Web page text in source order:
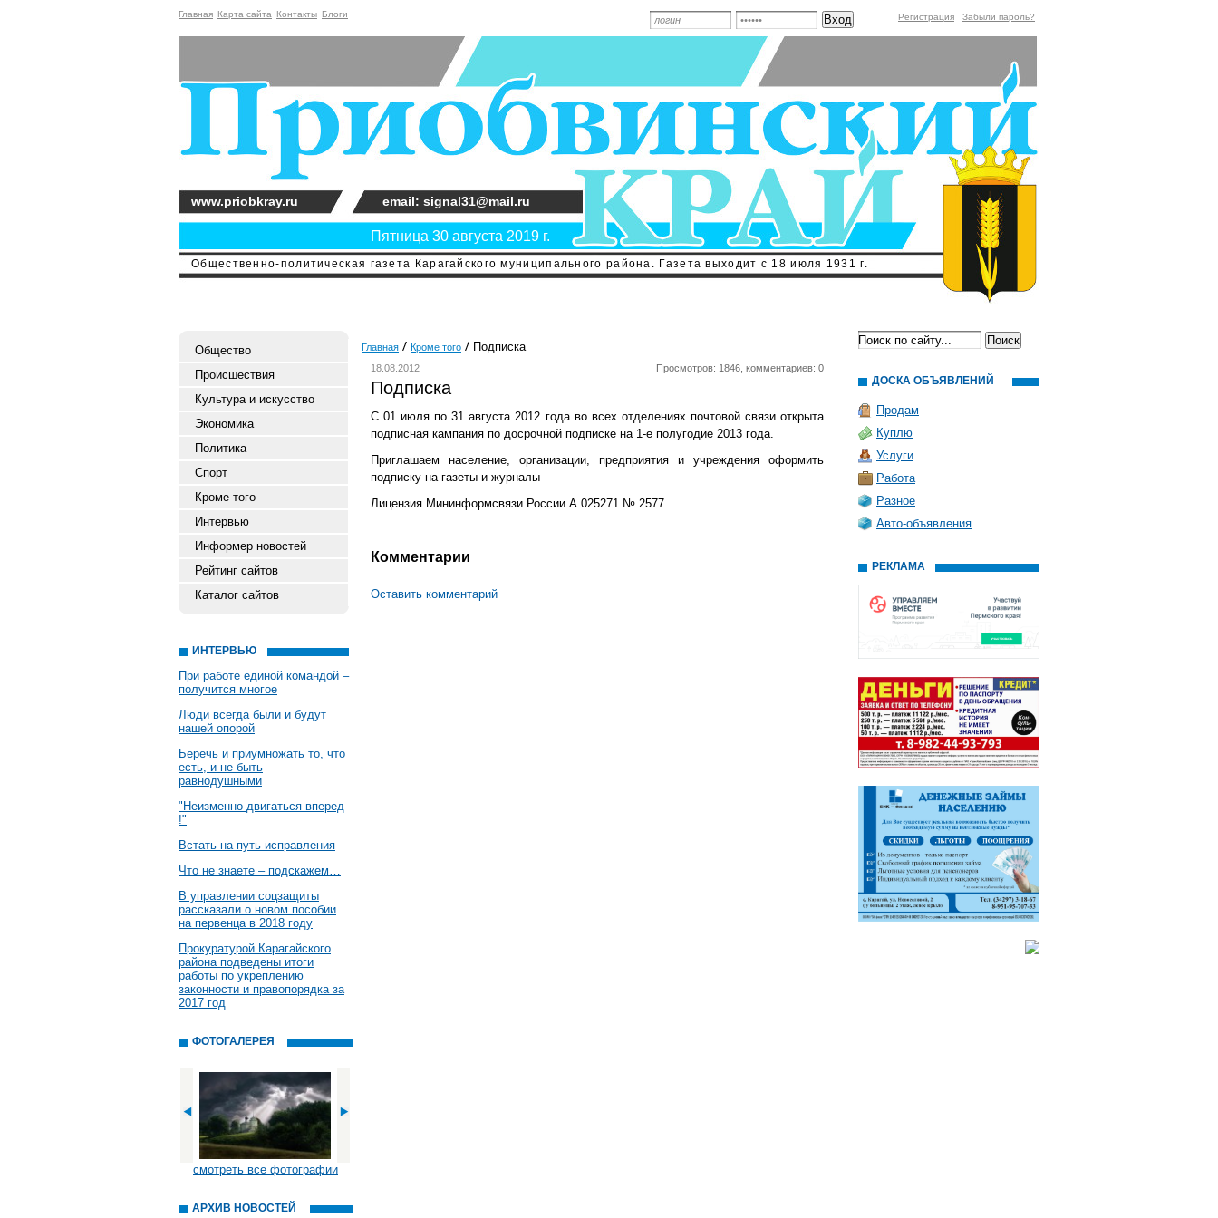
Главная Карта сайта Контакты Блоги Регистрация Забыли пароль?
Общественно-политическая газета Карагайского муниципального района. Газета выходит с 18 июля 1931 г.
Пятница 30 августа 2019 г.
www.priobkray.ru email: signal31@mail.ru
Общество
Происшествия
Культура и искусство
Экономика
Политика
Спорт
Кроме того
Интервью
Информер новостей
Рейтинг сайтов
Каталог сайтов
ИНТЕРВЬЮ
При работе единой командой –
получится многое
Люди всегда были и будут
нашей опорой
Беречь и приумножать то, что
есть, и не быть
равнодушными
"Неизменно двигаться вперед
!"
Встать на путь исправления
Что не знаете – подскажем…
В управлении соцзащиты
рассказали о новом пособии
на первенца в 2018 году
Прокуратурой Карагайского
района подведены итоги
работы по укреплению
законности и правопорядка за
2017 год
ФОТОГАЛЕРЕЯ
смотреть все фотографии
АРХИВ НОВОСТЕЙ
Главная Кроме того Подписка
18.08.2012 Просмотров: 1846, комментариев: 0
Подписка
С 01 июля по 31 августа 2012 года во всех отделениях почтовой связи открыта
подписная кампания по досрочной подписке на 1-е полугодие 2013 года.
Приглашаем население, организации, предприятия и учреждения оформить
подписку на газеты и журналы
Лицензия Мининформсвязи России А 025271 № 2577
Комментарии
Оставить комментарий
ДОСКА ОБЪЯВЛЕНИЙ
Продам
Куплю
Услуги
Работа
Разное
Авто-объявления
РЕКЛАМА